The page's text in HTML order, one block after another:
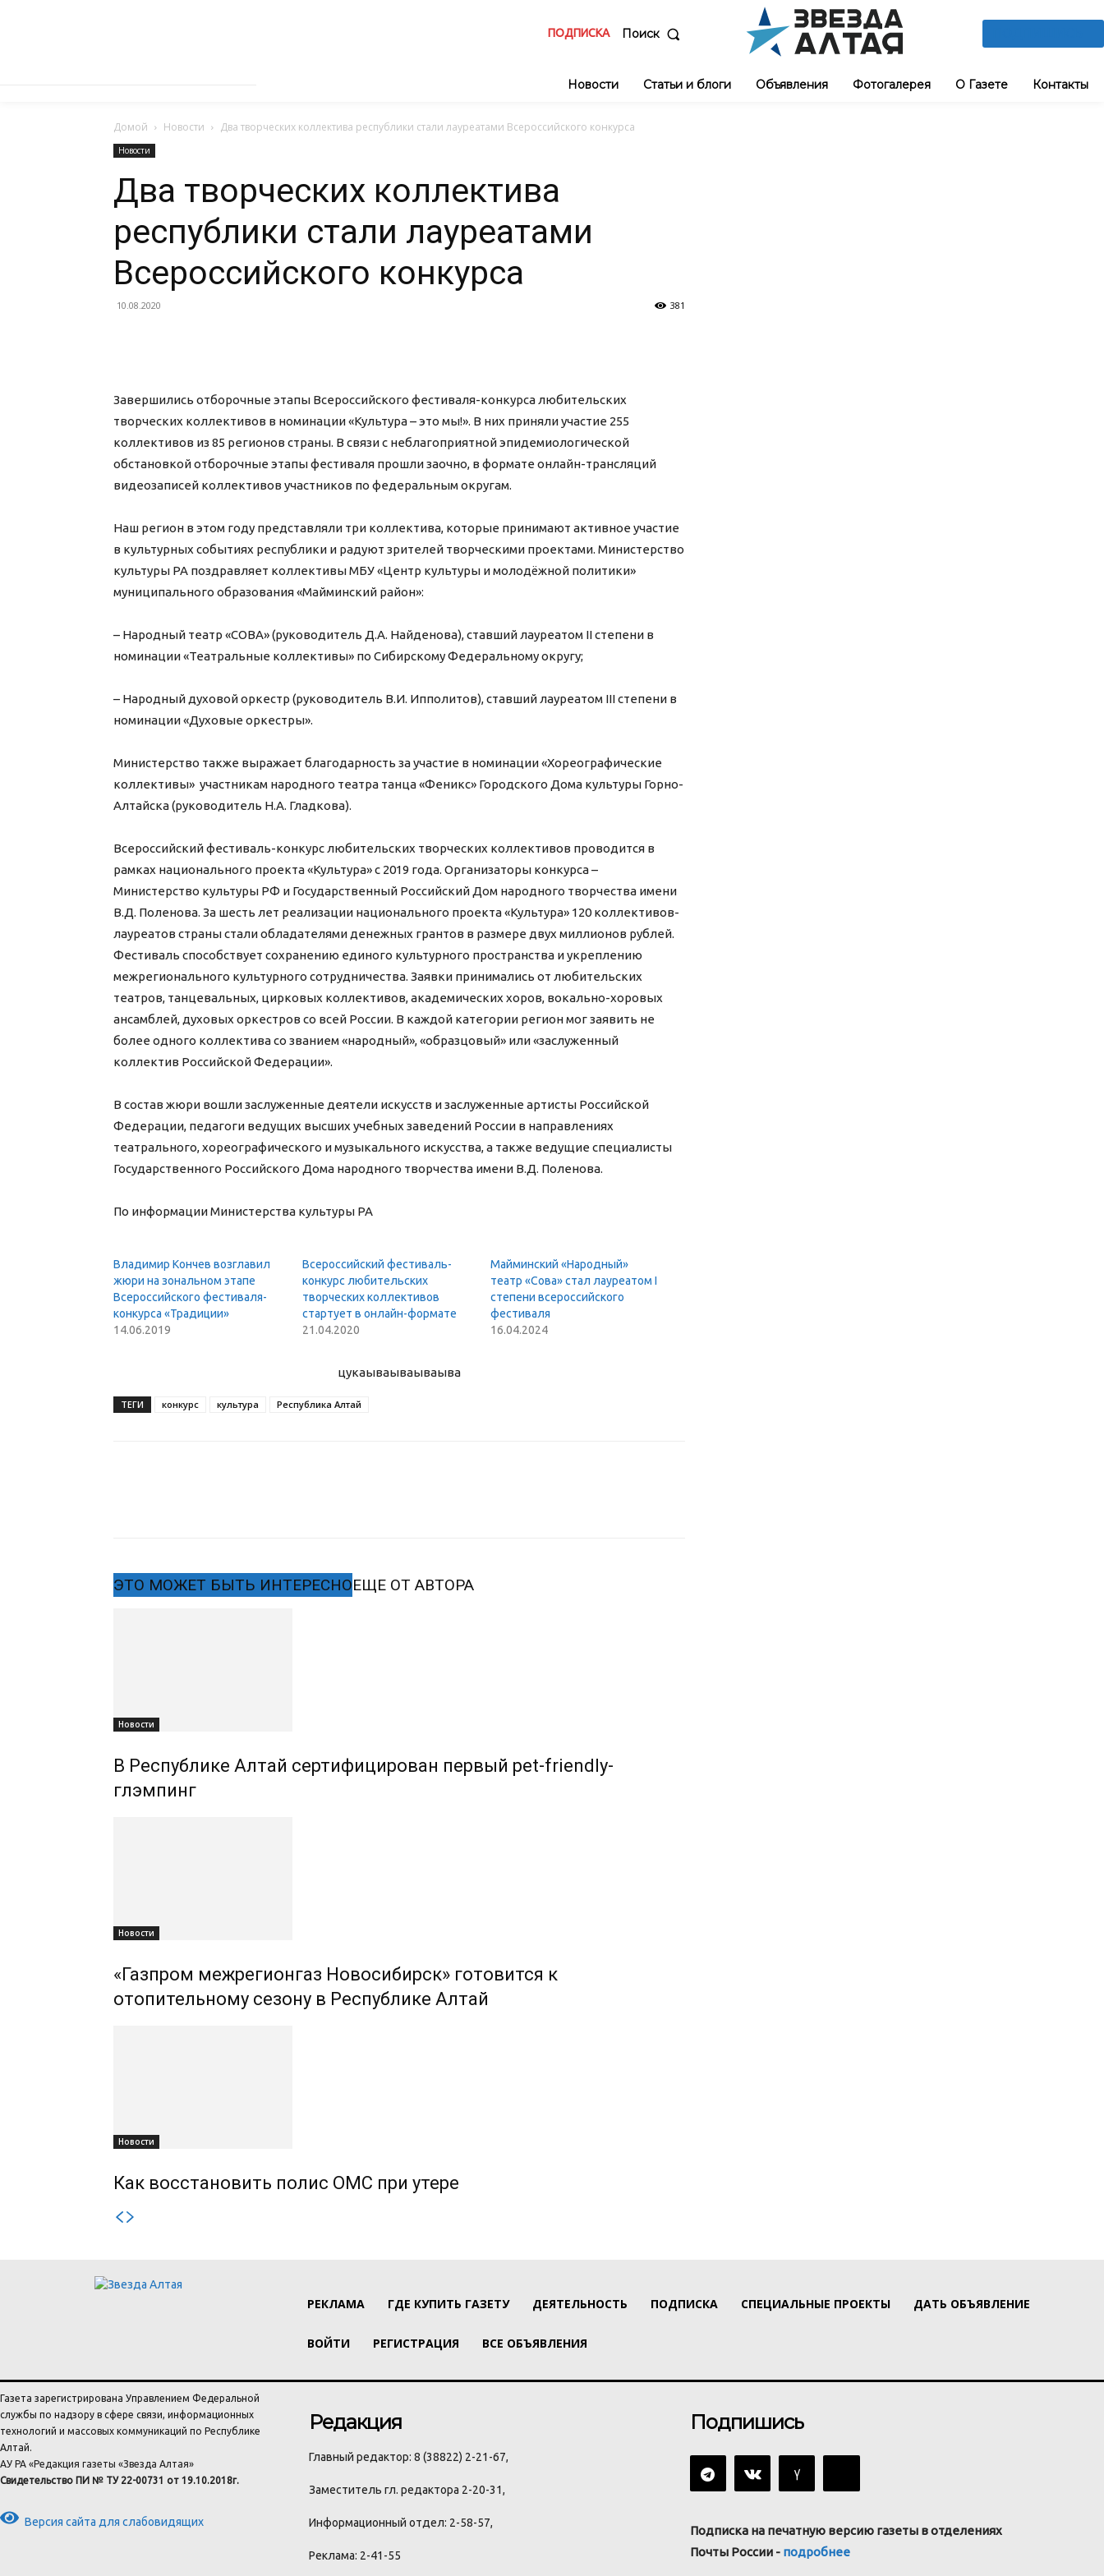
ПОДПИСКА Поиск
Новости Статьи и блоги Объявления Фотогалерея О Газете Контакты
Домой Новости Два творческих коллектива республики стали лауреатами Всероссийского конкурса
Новости
Два творческих коллектива
республики стали лауреатами
Всероссийского конкурса
10.08.2020 381
Завершились отборочные этапы Всероссийского фестиваля-конкурса любительских
творческих коллективов в номинации «Культура – это мы!». В них приняли участие 255
коллективов из 85 регионов страны. В связи с неблагоприятной эпидемиологической
обстановкой отборочные этапы фестиваля прошли заочно, в формате онлайн-трансляций
видеозаписей коллективов участников по федеральным округам.
Наш регион в этом году представляли три коллектива, которые принимают активное участие
в культурных событиях республики и радуют зрителей творческими проектами. Министерство
культуры РА поздравляет коллективы МБУ «Центр культуры и молодёжной политики»
муниципального образования «Майминский район»:
– Народный театр «СОВА» (руководитель Д.А. Найденова), ставший лауреатом II степени в
номинации «Театральные коллективы» по Сибирскому Федеральному округу;
– Народный духовой оркестр (руководитель В.И. Ипполитов), ставший лауреатом III степени в
номинации «Духовые оркестры».
Министерство также выражает благодарность за участие в номинации «Хореографические
коллективы» участникам народного театра танца «Феникс» Городского Дома культуры Горно-
Алтайска (руководитель Н.А. Гладкова).
Всероссийский фестиваль-конкурс любительских творческих коллективов проводится в
рамках национального проекта «Культура» с 2019 года. Организаторы конкурса –
Министерство культуры РФ и Государственный Российский Дом народного творчества имени
В.Д. Поленова. За шесть лет реализации национального проекта «Культура» 120 коллективов-
лауреатов страны стали обладателями денежных грантов в размере двух миллионов рублей.
Фестиваль способствует сохранению единого культурного пространства и укреплению
межрегионального культурного сотрудничества. Заявки принимались от любительских
театров, танцевальных, цирковых коллективов, академических хоров, вокально-хоровых
ансамблей, духовых оркестров со всей России. В каждой категории регион мог заявить не
более одного коллектива со званием «народный», «образцовый» или «заслуженный
коллектив Российской Федерации».
В состав жюри вошли заслуженные деятели искусств и заслуженные артисты Российской
Федерации, педагоги ведущих высших учебных заведений России в направлениях
театрального, хореографического и музыкального искусства, а также ведущие специалисты
Государственного Российского Дома народного творчества имени В.Д. Поленова.
По информации Министерства культуры РА
Владимир Кончев возглавил
жюри на зональном этапе
Всероссийского фестиваля-
конкурса «Традиции»
14.06.2019
Всероссийский фестиваль-
конкурс любительских
творческих коллективов
стартует в онлайн-формате
21.04.2020
Майминский «Народный»
театр «Сова» стал лауреатом I
степени всероссийского
фестиваля
16.04.2024
цукаываываываыва
ТЕГИ конкурс культура Республика Алтай
ЭТО МОЖЕТ БЫТЬ ИНТЕРЕСНОЕЩЕ ОТ АВТОРА
Новости
В Республике Алтай сертифицирован первый pet-friendly-
глэмпинг
Новости
«Газпром межрегионгаз Новосибирск» готовится к
отопительному сезону в Республике Алтай
Новости
Как восстановить полис ОМС при утере
РЕКЛАМА ГДЕ КУПИТЬ ГАЗЕТУ ДЕЯТЕЛЬНОСТЬ ПОДПИСКА СПЕЦИАЛЬНЫЕ ПРОЕКТЫ ДАТЬ ОБЪЯВЛЕНИЕ
ВОЙТИ РЕГИСТРАЦИЯ ВСЕ ОБЪЯВЛЕНИЯ
Газета зарегистрирована Управлением Федеральной
службы по надзору в сфере связи, информационных
технологий и массовых коммуникаций по Республике
Алтай.
АУ РА «Редакция газеты «Звезда Алтая»
Свидетельство ПИ № ТУ 22-00731 от 19.10.2018г.
Версия сайта для слабовидящих
Редакция
Главный редактор: 8 (38822) 2-21-67,
Заместитель гл. редактора 2-20-31,
Информационный отдел: 2-58-57,
Реклама: 2-41-55
Подпишись
Подписка на печатную версию газеты в отделениях
Почты России - подробнее